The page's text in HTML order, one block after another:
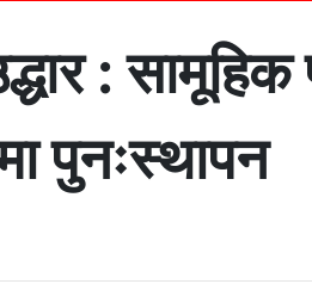
:
पुनःस्थापन